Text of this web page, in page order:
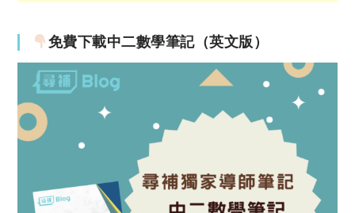
免費下載中二數學筆記（英文版）